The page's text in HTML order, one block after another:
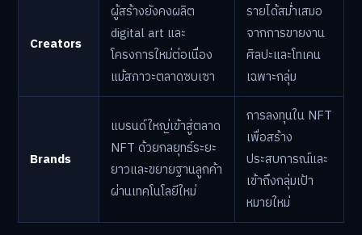
Creators
ผู้สร้างยังคงผลิต
digital art และ
โครงการใหม่ต่อเนื่อง
แม้สภาวะตลาดซบเซา
รายได้สม่ำเสมอ
จากการขายงาน
ศิลปะและโทเคน
เฉพาะกลุ่ม
Brands
แบรนด์ใหญ่เข้าสู่ตลาด
NFT ด้วยกลยุทธ์ระยะ
ยาวและขยายฐานลูกค้า
ผ่านเทคโนโลยีใหม่
การลงทุนใน NFT
เพื่อสร้าง
ประสบการณ์และ
เข้าถึงกลุ่มเป้า
หมายใหม่